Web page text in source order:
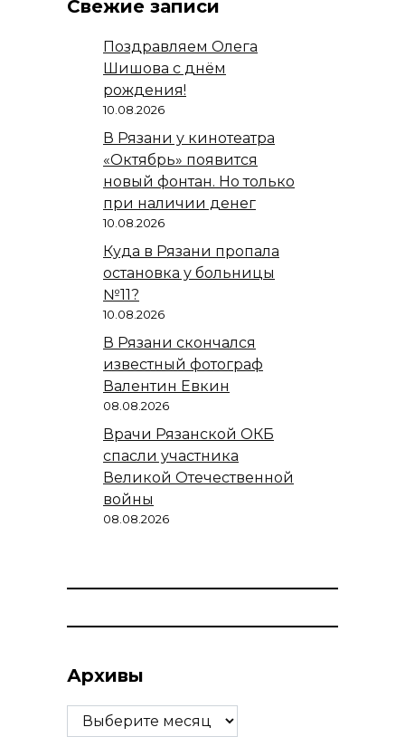
Свежие записи
Поздравляем Олега
Шишова с днём
рождения!
10.08.2026
В Рязани у кинотеатра
«Октябрь» появится
новый фонтан. Но только
при наличии денег
10.08.2026
Куда в Рязани пропала
остановка у больницы
№11?
10.08.2026
В Рязани скончался
известный фотограф
Валентин Евкин
08.08.2026
Врачи Рязанской ОКБ
спасли участника
Великой Отечественной
войны
08.08.2026
Архивы
Архивы